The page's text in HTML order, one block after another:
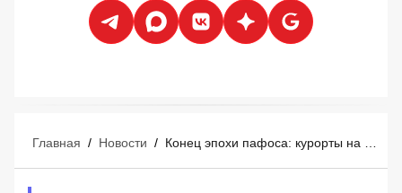
Главная / Новости / Конец эпохи пафоса: курорты на Мальдивах массово отменяют роскошь